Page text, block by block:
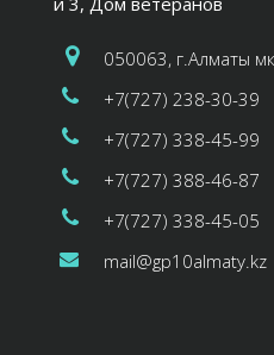
050063, г.Алматы
+7(727) 238-30-39
+7(727) 338-45-99
+7(727) 388-46-87
+7(727) 338-45-05
mail@gp10almaty.kz